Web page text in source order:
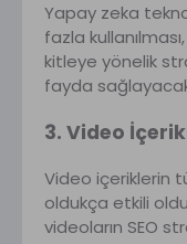
Yapay zeka
fazla
kitleye yönelik
fayda
3. Video
Video içeriklerin
oldukça etkili
videoların SEO